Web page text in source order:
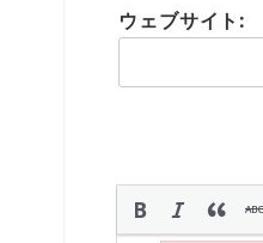
ウェブサイト: